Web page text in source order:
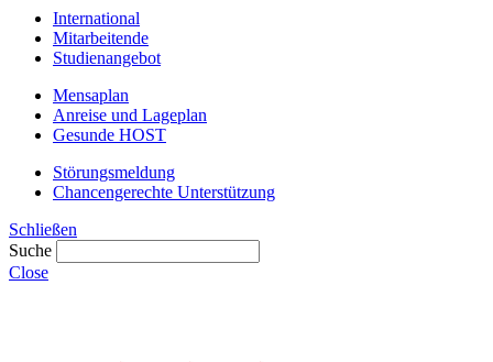
International
Mitarbeitende
Studienangebot
Mensaplan
Anreise und Lageplan
Gesunde HOST
Störungsmeldung
Chancengerechte Unterstützung
Schließen
Suche
Close